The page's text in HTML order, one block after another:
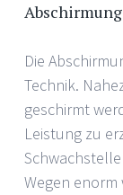
Die
Technik.
geschirmt
Leistung zu
Wegen